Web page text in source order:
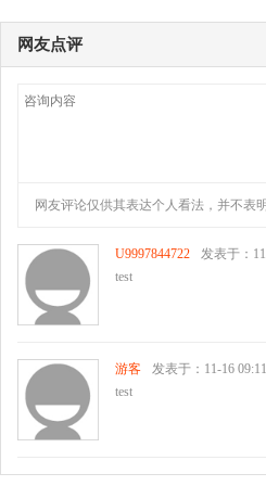
网友点评
网友评论仅供其表达个人看法，并不表
U9997844722
发表于：
test
游客
发表于：11-16 09:11
test